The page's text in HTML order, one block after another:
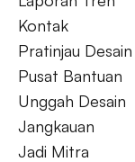
Kontak
Pratinjau Desain
Pusat Bantuan
Unggah Desain
Jangkauan
Jadi Mitra